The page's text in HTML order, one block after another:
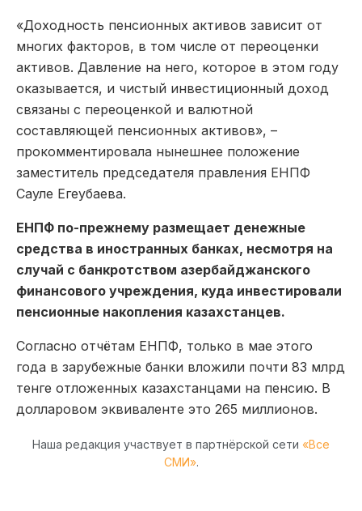
«Доходность пенсионных активов зависит от
многих факторов, в том числе от переоценки
активов. Давление на него, которое в этом году
оказывается, и чистый инвестиционный доход
связаны с переоценкой и валютной
составляющей пенсионных активов», –
прокомментировала нынешнее положение
заместитель председателя правления ЕНПФ
Сауле Егеубаева.
ЕНПФ по-прежнему размещает денежные
средства в иностранных банках, несмотря на
случай с банкротством азербайджанского
финансового учреждения, куда инвестировали
пенсионные накопления казахстанцев.
Согласно отчётам ЕНПФ, только в мае этого
года в зарубежные банки вложили почти 83 млрд
тенге отложенных казахстанцами на пенсию. В
долларовом эквиваленте это 265 миллионов.
Наша редакция участвует в партнёрской сети «Все
СМИ».